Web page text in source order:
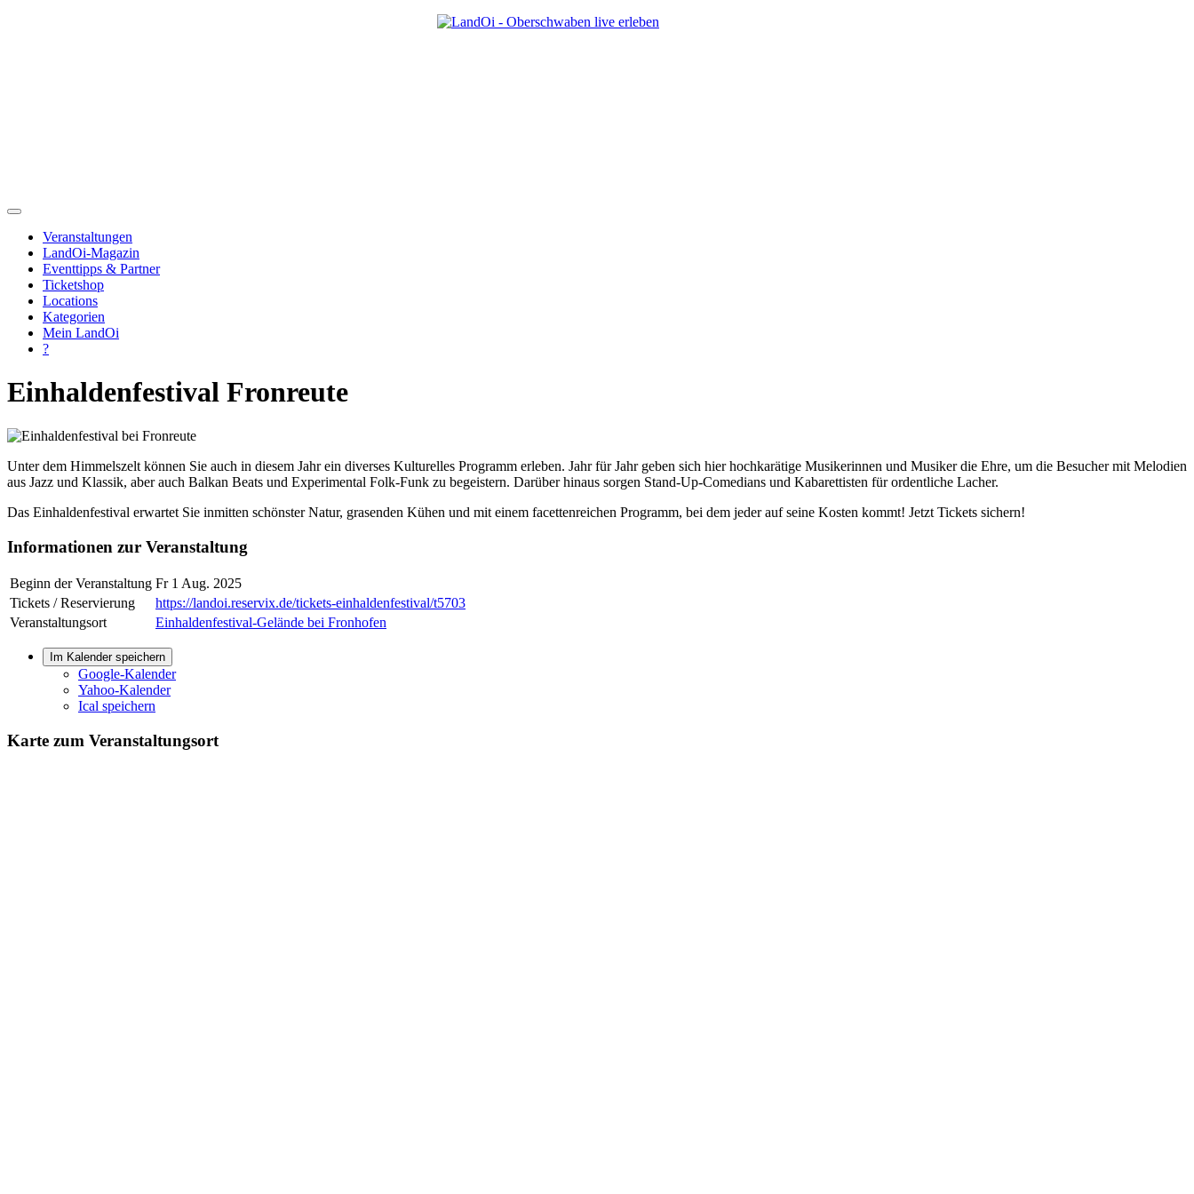
Veranstaltungen
LandOi-Magazin
Eventtipps & Partner
Ticketshop
Locations
Kategorien
Mein LandOi
?
Einhaldenfestival Fronreute
Unter dem Himmelszelt können Sie auch in diesem Jahr ein diverses Kulturelles Programm erleben. Jahr für Jahr geben sich hier hochkarätige Musikerinnen und Musiker die Ehre, um die Besucher mit Melodien
aus Jazz und Klassik, aber auch Balkan Beats und Experimental Folk-Funk zu begeistern. Darüber hinaus sorgen Stand-Up-Comedians und Kabarettisten für ordentliche Lacher.
Das Einhaldenfestival erwartet Sie inmitten schönster Natur, grasenden Kühen und mit einem facettenreichen Programm, bei dem jeder auf seine Kosten kommt! Jetzt Tickets sichern!
Informationen zur Veranstaltung
Beginn der Veranstaltung Fr 1 Aug. 2025
Tickets / Reservierung
https://landoi.reservix.de/tickets-einhaldenfestival/t5703
Veranstaltungsort
Einhaldenfestival-Gelände bei Fronhofen
Im Kalender speichern
Google-Kalender
Yahoo-Kalender
Ical speichern
Karte zum Veranstaltungsort